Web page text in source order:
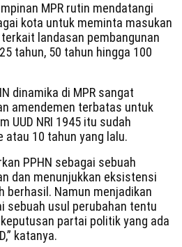
MPR rutin mendatangi
kota untuk meminta masukan
landasan pembangunan
tahun, 50 tahun hingga 100
dinamika di MPR sangat
amendemen terbatas untuk
UUD NRI 1945 itu sudah
atau 10 tahun yang lalu.
PPHN sebagai sebuah
dan menunjukkan eksistensi
berhasil. Namun menjadikan
sebuah usul perubahan tentu
partai politik yang ada
katanya.